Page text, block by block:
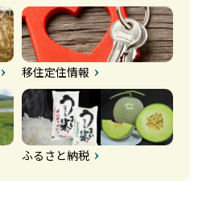
移住定住情報
ふるさと納税